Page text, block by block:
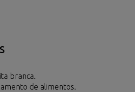
branca.
de alimentos.